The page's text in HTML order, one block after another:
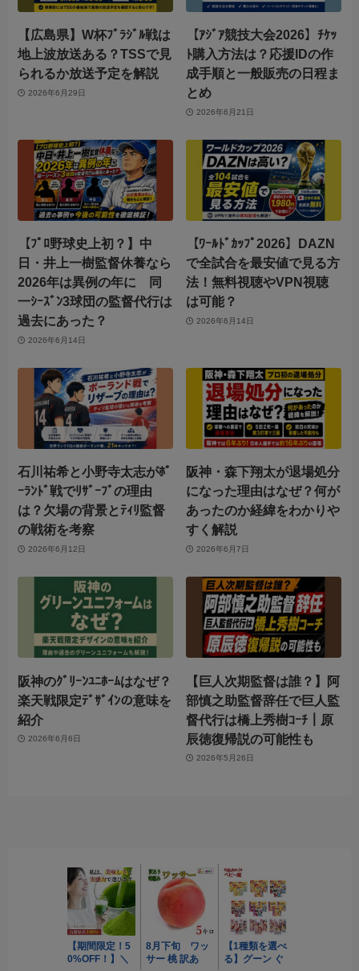
【広島県】W杯ﾌﾞﾗｼﾞﾙ戦は
地上波放送ある？TSSで見
られるか放送予定を解説
2026年6月29日
【ｱｼﾞｱ競技大会2026】ﾁｹｯ
ﾄ購入方法は？応援IDの作
成手順と一般販売の日程ま
とめ
2026年6月21日
【ﾌﾟﾛ野球史上初？】中
日・井上一樹監督休養なら
2026年は異例の年に 同
一ｼｰｽﾞﾝ3球団の監督代行は
過去にあった？
2026年6月14日
【ﾜｰﾙﾄﾞｶｯﾌﾟ2026】DAZN
で全試合を最安値で見る方
法！無料視聴やVPN視聴
は可能？
2026年6月14日
石川祐希と小野寺太志がﾎﾟ
ｰﾗﾝﾄﾞ戦でﾘｻﾞｰﾌﾞの理由
は？欠場の背景とﾃｨﾘ監督
の戦術を考察
2026年6月12日
阪神・森下翔太が退場処分
になった理由はなぜ？何が
あったのか経緯をわかりや
すく解説
2026年6月7日
阪神のｸﾞﾘｰﾝﾕﾆﾎｰﾑはなぜ？
楽天戦限定ﾃﾞｻﾞｲﾝの意味を
紹介
2026年6月6日
【巨人次期監督は誰？】阿
部慎之助監督辞任で巨人監
督代行は橋上秀樹ｺｰﾁ｜原
辰徳復帰説の可能性も
2026年5月26日